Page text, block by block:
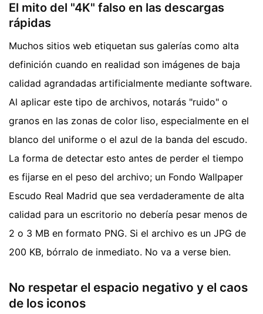
El mito del "4K" falso en las descargas
rápidas
Muchos sitios web etiquetan sus galerías como alta
definición cuando en realidad son imágenes de baja
calidad agrandadas artificialmente mediante software.
Al aplicar este tipo de archivos, notarás "ruido" o
granos en las zonas de color liso, especialmente en el
blanco del uniforme o el azul de la banda del escudo.
La forma de detectar esto antes de perder el tiempo
es fijarse en el peso del archivo; un Fondo Wallpaper
Escudo Real Madrid que sea verdaderamente de alta
calidad para un escritorio no debería pesar menos de
2 o 3 MB en formato PNG. Si el archivo es un JPG de
200 KB, bórralo de inmediato. No va a verse bien.
No respetar el espacio negativo y el caos
de los iconos